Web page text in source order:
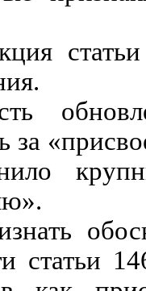
за
статьи